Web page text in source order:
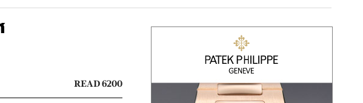
READ 6200